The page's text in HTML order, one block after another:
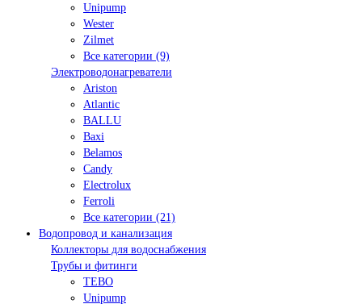
Unipump
Wester
Zilmet
Все категории (9)
Электроводонагреватели
Ariston
Atlantic
BALLU
Baxi
Belamos
Candy
Electrolux
Ferroli
Все категории (21)
Водопровод и канализация
Коллекторы для водоснабжения
Трубы и фитинги
TEBO
Unipump